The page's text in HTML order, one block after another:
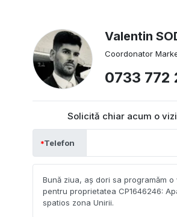
Valentin
Coordonator
0733 772
Solicită chiar acum o
Telefon